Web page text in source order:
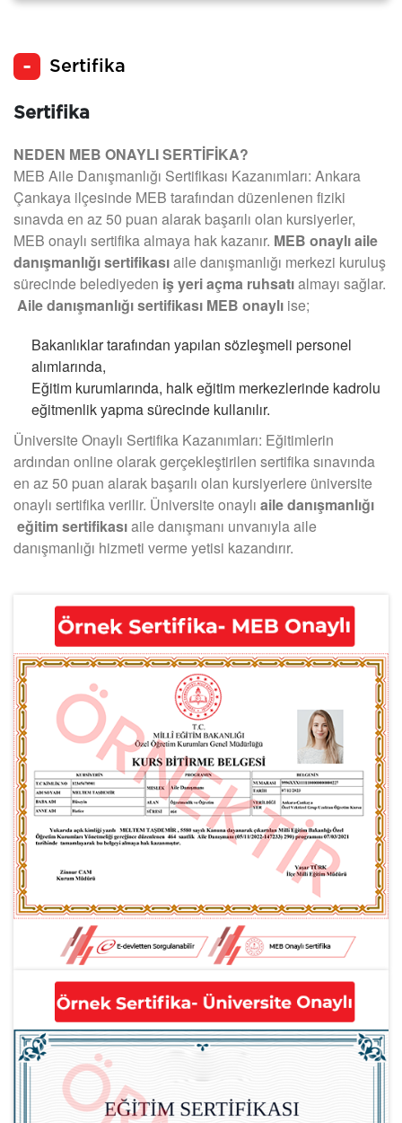
Sertifika
Sertifika
NEDEN MEB ONAYLI SERTİFİKA?
MEB Aile Danışmanlığı Sertifikası Kazanımları: Ankara
Çankaya ilçesinde MEB tarafından düzenlenen fiziki
sınavda en az 50 puan alarak başarılı olan kursiyerler,
MEB onaylı sertifika almaya hak kazanır. MEB onaylı aile
danışmanlığı sertifikasıaile danışmanlığı merkezi kuruluş
sürecinde belediyeden iş yeri açma ruhsatıalmayı sağlar.
Aile danışmanlığı sertifikası MEB onaylı ise;
Bakanlıklar tarafından yapılan sözleşmeli personel
alımlarında,
Eğitim kurumlarında, halk eğitim merkezlerinde kadrolu
eğitmenlik yapma sürecinde kullanılır.
Üniversite Onaylı Sertifika Kazanımları: Eğitimlerin
ardından online olarak gerçekleştirilen sertifika sınavında
en az 50 puan alarak başarılı olan kursiyerlere üniversite
onaylı sertifika verilir. Üniversite onaylı aile danışmanlığı
eğitim sertifikasıaile danışmanı unvanıyla aile
danışmanlığı hizmeti verme yetisi kazandırır.